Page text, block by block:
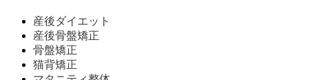
産後ダイエット
産後骨盤矯正
骨盤矯正
猫背矯正